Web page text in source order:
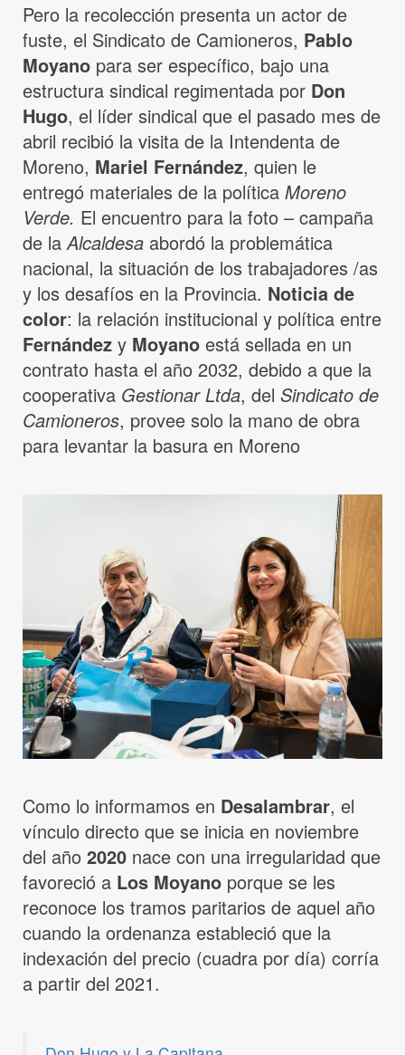
Pero la recolección presenta un actor de
fuste, el Sindicato de Camioneros, Pablo
Moyano para ser específico, bajo una
estructura sindical regimentada por Don
Hugo, el líder sindical que el pasado mes de
abril recibió la visita de la Intendenta de
Moreno, Mariel Fernández, quien le
entregó materiales de la política Moreno
Verde. El encuentro para la foto – campaña
de laAlcaldesa abordó la problemática
nacional, la situación de los trabajadores /as
y los desafíos en la Provincia. Noticia de
color: la relación institucional y política entre
Fernández y Moyano está sellada en un
contrato hasta el año 2032, debido a que la
cooperativa Gestionar Ltda, del Sindicato de
Camioneros, provee solo la mano de obra
para levantar la basura en Moreno
Como lo informamos en Desalambrar, el
vínculo directo que se inicia en noviembre
del año 2020 nace con una irregularidad que
favoreció a Los Moyano porque se les
reconoce los tramos paritarios de aquel año
cuando la ordenanza estableció que la
indexación del precio (cuadra por día) corría
a partir del 2021.